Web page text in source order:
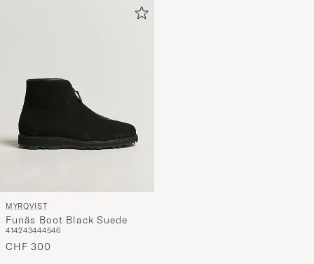
MYRQVIST
Funäs Boot Black Suede
414243444546
CHF 300